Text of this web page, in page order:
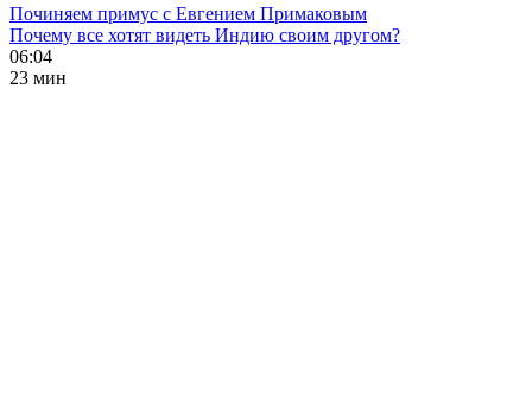
Починяем примус с Евгением Примаковым
Почему все хотят видеть Индию своим другом?
06:04
23 мин